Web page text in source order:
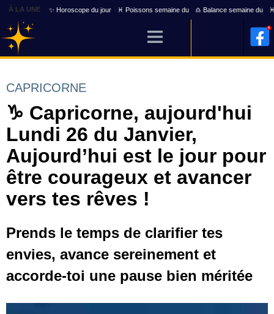
À LA UNE ✨ Horoscope du jour ♓ Poissons semaine du ♎ Balance semaine du
CAPRICORNE
♑ Capricorne, aujourd'hui
Lundi 26 du Janvier,
Aujourd’hui est le jour pour
être courageux et avancer
vers tes rêves !
Prends le temps de clarifier tes
envies, avance sereinement et
accorde-toi une pause bien méritée